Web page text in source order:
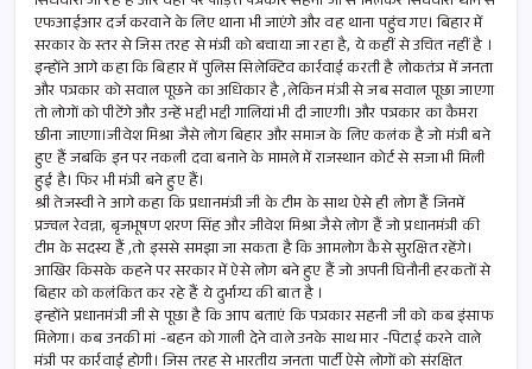
एफआईआर दर्ज करवाने के लिए थाना भी जाएंगे और वह थाना पहुंच गए। बिहार में
सरकार के स्तर से जिस तरह से मंत्री को बचाया जा रहा है, ये कहीं से उचित नहीं है ।
इन्होंने आगे कहा कि बिहार में पुलिस सिलेक्टिव कार्रवाई करती है लोकतंत्र में जनता
और पत्रकार को सवाल पूछने का अधिकार है ,लेकिन मंत्री से जब सवाल पूछा जाएगा
तो लोगों को पीटेंगे और उन्हें भद्दी भद्दी गालियां भी दी जाएगी। और पत्रकार का कैमरा
छीना जाएगा।जीवेश मिश्रा जैसे लोग बिहार और समाज के लिए कलंक है जो मंत्री बने
हुए हैं जबकि इन पर नकली दवा बनाने के मामले में राजस्थान कोर्ट से सजा भी मिली
हुई है। फिर भी मंत्री बने हुए हैं।
श्री तेजस्वी ने आगे कहा कि प्रधानमंत्री जी के टीम के साथ ऐसे ही लोग हैं जिनमें
प्रज्वल रेवन्ना, बृजभूषण शरण सिंह और जीवेश मिश्रा जैसे लोग हैं जो प्रधानमंत्री की
टीम के सदस्य हैं ,तो इससे समझा जा सकता है कि आमलोग कैसे सुरक्षित रहेंगे।
आखिर किसके कहने पर सरकार में ऐसे लोग बने हुए हैं जो अपनी घिनौनी हरकतों से
बिहार को कलंकित कर रहे हैं ये दुर्भाग्य की बात है ।
इन्होंने प्रधानमंत्री जी से पूछा है कि आप बताएं कि पत्रकार सहनी जी को कब इंसाफ
मिलेगा। कब उनकी मां -बहन को गाली देने वाले उनके साथ मार -पिटाई करने वाले
मंत्री पर कार्रवाई होगी। जिस तरह से भारतीय जनता पार्टी ऐसे लोगों को संरक्षित